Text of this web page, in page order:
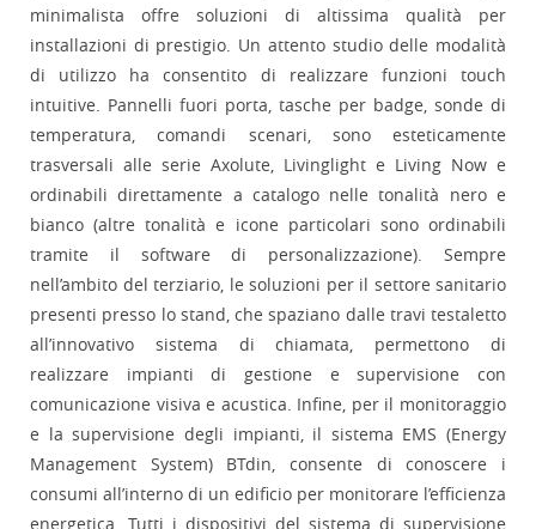
minimalista offre soluzioni di altissima qualità per
installazioni di prestigio. Un attento studio delle modalità
di utilizzo ha consentito di realizzare funzioni touch
intuitive. Pannelli fuori porta, tasche per badge, sonde di
temperatura, comandi scenari, sono esteticamente
trasversali alle serie Axolute, Livinglight e Living Now e
ordinabili direttamente a catalogo nelle tonalità nero e
bianco (altre tonalità e icone particolari sono ordinabili
tramite il software di personalizzazione). Sempre
nell’ambito del terziario, le soluzioni per il settore sanitario
presenti presso lo stand, che spaziano dalle travi testaletto
all’innovativo sistema di chiamata, permettono di
realizzare impianti di gestione e supervisione con
comunicazione visiva e acustica. Infine, per il monitoraggio
e la supervisione degli impianti, il sistema EMS (Energy
Management System) BTdin, consente di conoscere i
consumi all’interno di un edificio per monitorare l’efficienza
energetica. Tutti i dispositivi del sistema di supervisione